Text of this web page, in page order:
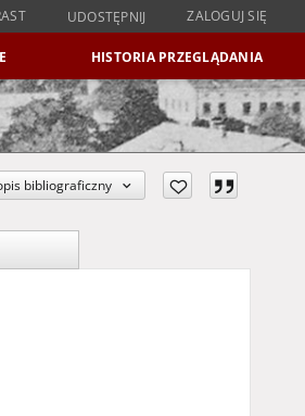
UDOSTĘPNIJ ZALOGUJ SIĘ
HISTORIA PRZEGLĄDANIA
bibliograficzny